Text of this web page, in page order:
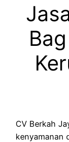
CV Berkah
kenyamanan